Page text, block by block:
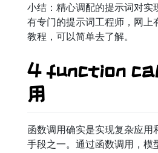
小结：精心调配的提示词对实
有专门的提示词工程师，网上
教程，可以简单去了解。
4 function
用
函数调用确实是实现复杂应用
手段之一。通过函数调用，模